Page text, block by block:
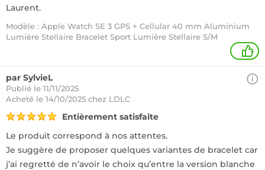
Laurent.
Modèle : Apple Watch SE 3 GPS + Cellular 40 mm Aluminium
Lumière Stellaire Bracelet Sport Lumière Stellaire S/M
+
par SylvieL
Publié le 11/11/2025
Acheté le 14/10/2025 chez LDLC
Entièrement satisfaite
Le produit correspond à nos attentes.
Je suggère de proposer quelques variantes de bracelet car
j’ai regretté de n’avoir le choix qu’entre la version blanche